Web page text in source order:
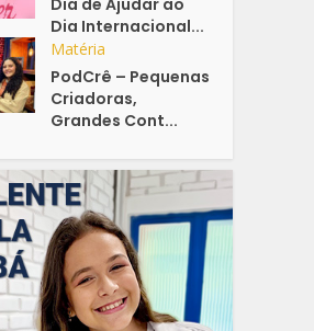
Dia de Ajudar ao
Dia Internacional...
Matéria
PodCrê – Pequenas
Criadoras,
Grandes Cont...